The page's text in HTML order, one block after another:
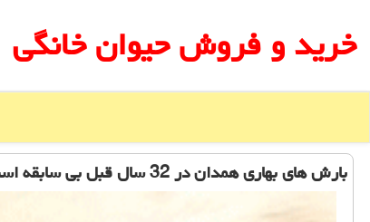
خرید و فروش حیوان خانگی
بارش های بهاری همدان در 32 سال قبل بی سابقه است